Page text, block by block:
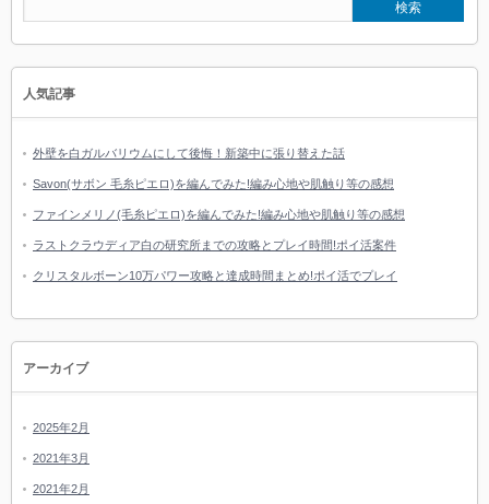
人気記事
外壁を白ガルバリウムにして後悔！新築中に張り替えた話
Savon(サボン 毛糸ピエロ)を編んでみた!編み心地や肌触り等の感想
ファインメリノ(毛糸ピエロ)を編んでみた!編み心地や肌触り等の感想
ラストクラウディア白の研究所までの攻略とプレイ時間!ポイ活案件
クリスタルボーン10万パワー攻略と達成時間まとめ!ポイ活でプレイ
アーカイブ
2025年2月
2021年3月
2021年2月